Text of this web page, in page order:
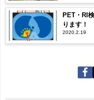
PET・RI
ります！
2020.2.19